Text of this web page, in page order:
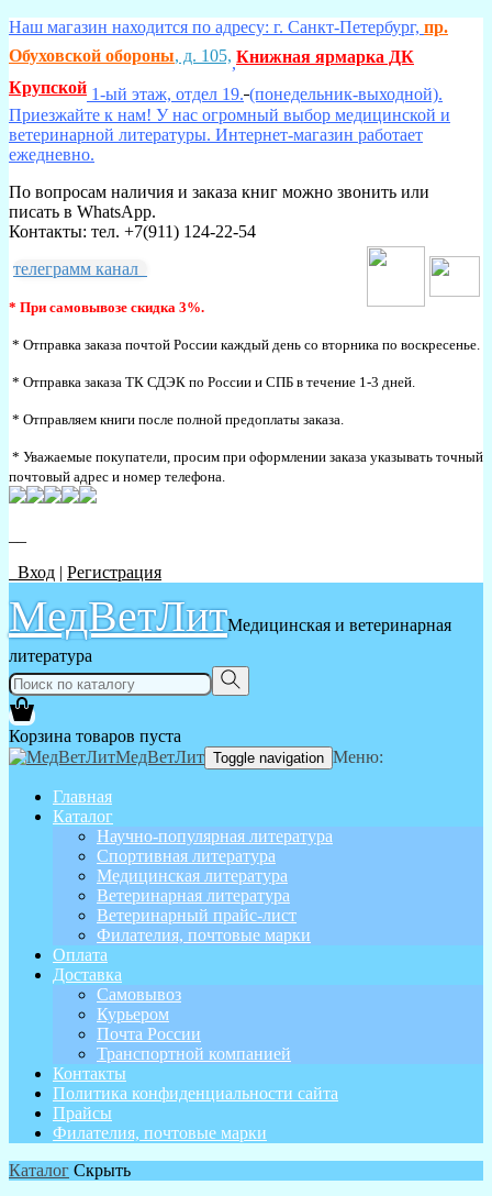
Наш магазин находится по адресу: г. Санкт-Петербург, пр.
Обуховской обороны, д. 105,,Книжная ярмарка ДК
Крупской 1-ый этаж, отдел 19. (понедельник-выходной).
Приезжайте к нам! У нас огромный выбор медицинской и
ветеринарной литературы. Интернет-магазин работает
ежедневно.
По вопросам наличия и заказа книг можно звонить или
писать в WhatsApp.
Контакты: тел. +7(911) 124-22-54
телеграмм канал
* При самовывозе скидка 3%.
* Отправка заказа почтой России каждый день со вторника по воскресенье.
* Отправка заказа ТК СДЭК по России и СПБ в течение 1-3 дней.
* Отправляем книги после полной предоплаты заказа.
* Уважаемые покупатели, просим при оформлении заказа указывать точный
почтовый адрес и номер телефона.
Вход | Регистрация
МедВетЛитМедицинская и ветеринарная
литература
Корзина товаров пуста
МедВетЛит Toggle navigation Меню:
Главная
Каталог
Научно-популярная литература
Спортивная литература
Медицинская литература
Ветеринарная литература
Ветеринарный прайс-лист
Филателия, почтовые марки
Оплата
Доставка
Самовывоз
Курьером
Почта России
Транспортной компанией
Контакты
Политика конфиденциальности сайта
Прайсы
Филателия, почтовые марки
Каталог Скрыть